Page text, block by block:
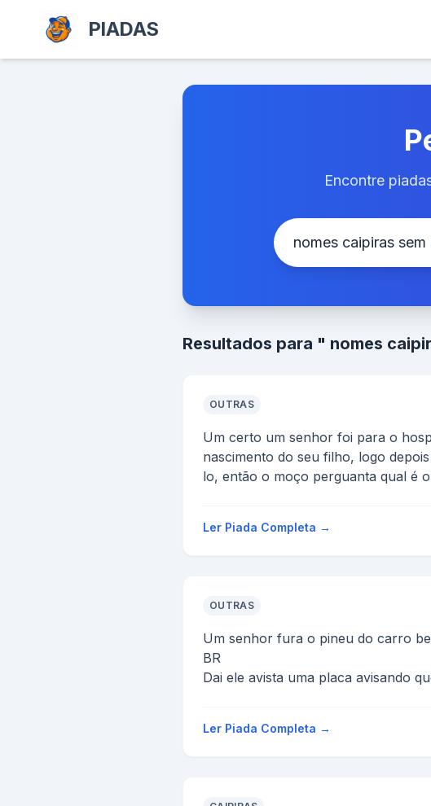
PIADAS
Encontre
Resultados para " nomes
OUTRAS
Um certo um senhor foi para o
nascimento do seu filho, logo
lo, então o moço perguanta qual é o
Ler Piada Completa →
OUTRAS
Um senhor fura o pineu do carro
BR
Dai ele avista uma placa avisando
Ler Piada Completa →